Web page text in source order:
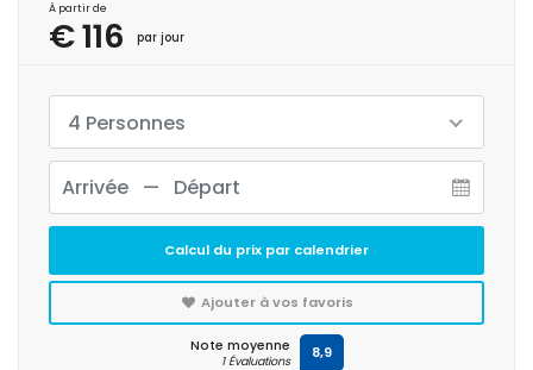
À partir de
€ 116 par jour
4 Personnes
Calcul du prix par calendrier
Ajouter à vos favoris
Note moyenne
1 Évaluations 8,9